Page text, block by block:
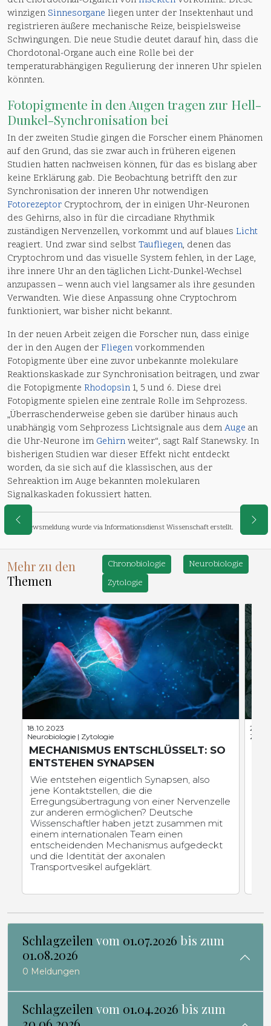
winzigen Sinnesorgane liegen unter der Insektenhaut und
registrieren äußere mechanische Reize, beispielsweise
Schwingungen. Die neue Studie deutet darauf hin, dass die
Chordotonal-Organe auch eine Rolle bei der
temperaturabhängigen Regulierung der inneren Uhr spielen
könnten.
Fotopigmente in den Augen tragen zur Hell-
Dunkel-Synchronisation bei
In der zweiten Studie gingen die Forscher einem Phänomen
auf den Grund, das sie zwar auch in früheren eigenen
Studien hatten nachweisen können, für das es bislang aber
keine Erklärung gab. Die Beobachtung betrifft den zur
Synchronisation der inneren Uhr notwendigen
Fotorezeptor Cryptochrom, der in einigen Uhr-Neuronen
des Gehirns, also in für die circadiane Rhythmik
zuständigen Nervenzellen, vorkommt und auf blaues Licht
reagiert. Und zwar sind selbstTaufliegen, denen das
Cryptochrom und das visuelle System fehlen, in der Lage,
ihre innere Uhr an den täglichen Licht-Dunkel-Wechsel
anzupassen – wenn auch viel langsamer als ihre gesunden
Verwandten. Wie diese Anpassung ohne Cryptochrom
funktioniert, war bisher nicht bekannt.
In der neuen Arbeit zeigen die Forscher nun, dass einige
der in den Augen der Fliegenvorkommenden
Fotopigmente über eine zuvor unbekannte molekulare
Reaktionskaskade zur Synchronisation beitragen, und zwar
die Fotopigmente Rhodopsin 1, 5 und 6. Diese drei
Fotopigmente spielen eine zentrale Rolle im Sehprozess.
„Überraschenderweise geben sie darüber hinaus auch
unabhängig vom Sehprozess Lichtsignale aus demAuge an
die Uhr-Neurone im Gehirnweiter“, sagt Ralf Stanewsky. In
bisherigen Studien war dieser Effekt nicht entdeckt
worden, da sie sich auf die klassischen, aus der
Sehreaktion im Auge bekannten molekularen
Signalkaskaden fokussiert hatten.
Diese Newsmeldung wurde via Informationsdienst Wissenschaft erstellt.
Mehr zu den
Themen
Chronobiologie
Neurobiologie
Zytologie
18.10.2023
Neurobiologie | Zytologie
MECHANISMUS ENTSCHLÜSSELT: SO
ENTSTEHEN SYNAPSEN
Wie entstehen eigentlich Synapsen, also
jene Kontaktstellen, die die
Erregungsübertragung von einer Nervenzelle
zur anderen ermöglichen? Deutsche
Wissenschaftler haben jetzt zusammen mit
einem internationalen Team einen
entscheidenden Mechanismus aufgedeckt
und die Identität der axonalen
Transportvesikel aufgeklärt.
Schlagzeilen vom 01.07.2026 bis zum
01.08.2026
0 Meldungen
Schlagzeilen vom 01.04.2026 bis zum